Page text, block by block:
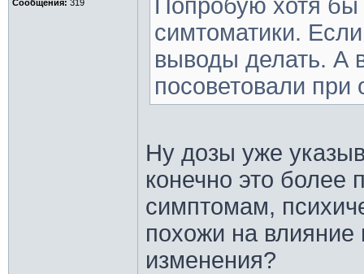
Сообщения: 319
Попробую хотя бы
симтоматики.
выводы делать. А
посоветовали при
Ну дозы уже
конечно это более
симптомам,
похожи на влияние
изменения?